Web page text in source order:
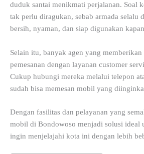
duduk santai menikmati perjalanan. Soal
tak perlu diragukan, sebab armada selalu
bersih, nyaman, dan siap digunakan
Selain itu, banyak agen yang
pemesanan dengan layanan customer
Cukup hubungi mereka melalui telepon
sudah bisa memesan mobil yang
Dengan fasilitas dan pelayanan yang
mobil di Bondowoso menjadi solusi ideal
ingin menjelajahi kota ini dengan lebih